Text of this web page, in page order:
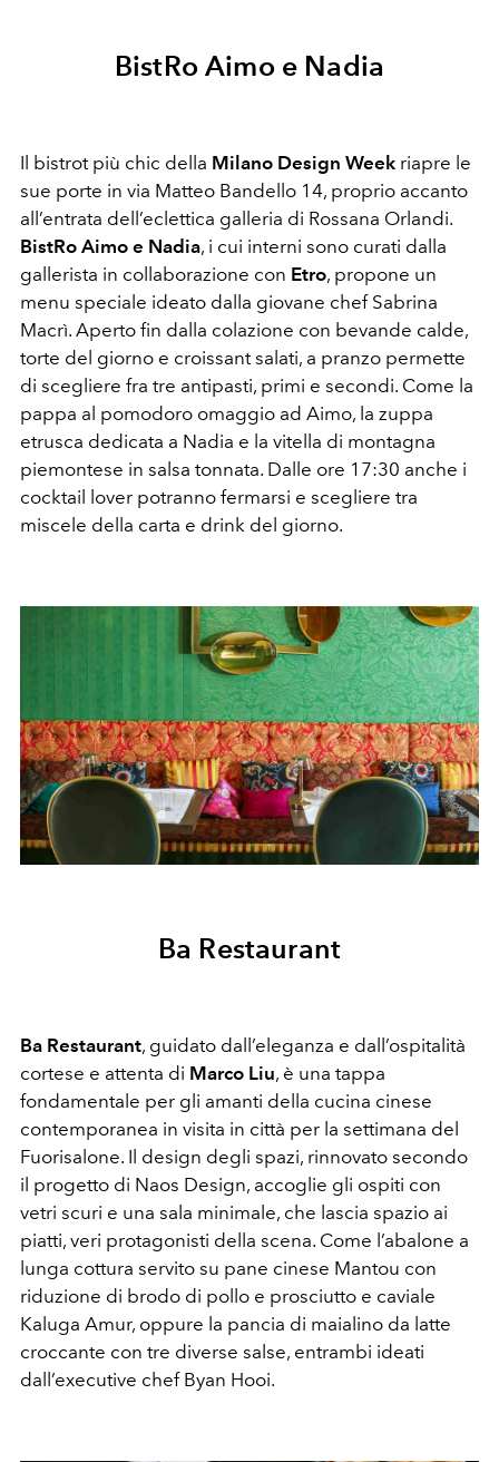
BistRo Aimo e Nadia
Il bistrot più chic della Milano Design Week riapre le
sue porte in via Matteo Bandello 14, proprio accanto
all’entrata dell’eclettica galleria di Rossana Orlandi.
BistRo Aimo e Nadia, i cui interni sono curati dalla
gallerista in collaborazione con Etro, propone un
menu speciale ideato dalla giovane chef Sabrina
Macrì. Aperto fin dalla colazione con bevande calde,
torte del giorno e croissant salati, a pranzo permette
di scegliere fra tre antipasti, primi e secondi. Come la
pappa al pomodoro omaggio ad Aimo, la zuppa
etrusca dedicata a Nadia e la vitella di montagna
piemontese in salsa tonnata. Dalle ore 17:30 anche i
cocktail lover potranno fermarsi e scegliere tra
miscele della carta e drink del giorno.
Ba Restaurant
Ba Restaurant, guidato dall’eleganza e dall’ospitalità
cortese e attenta di Marco Liu, è una tappa
fondamentale per gli amanti della cucina cinese
contemporanea in visita in città per la settimana del
Fuorisalone. Il design degli spazi, rinnovato secondo
il progetto di Naos Design, accoglie gli ospiti con
vetri scuri e una sala minimale, che lascia spazio ai
piatti, veri protagonisti della scena. Come l’abalone a
lunga cottura servito su pane cinese Mantou con
riduzione di brodo di pollo e prosciutto e caviale
Kaluga Amur, oppure la pancia di maialino da latte
croccante con tre diverse salse, entrambi ideati
dall’executive chef Byan Hooi.